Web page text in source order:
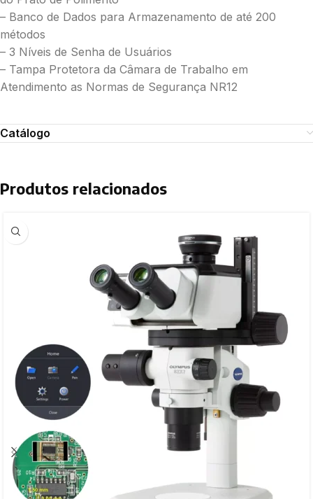
– Banco de Dados para Armazenamento de até 200
métodos
– 3 Níveis de Senha de Usuários
– Tampa Protetora da Câmara de Trabalho em
Atendimento as Normas de Segurança NR12
Catálogo
Produtos relacionados